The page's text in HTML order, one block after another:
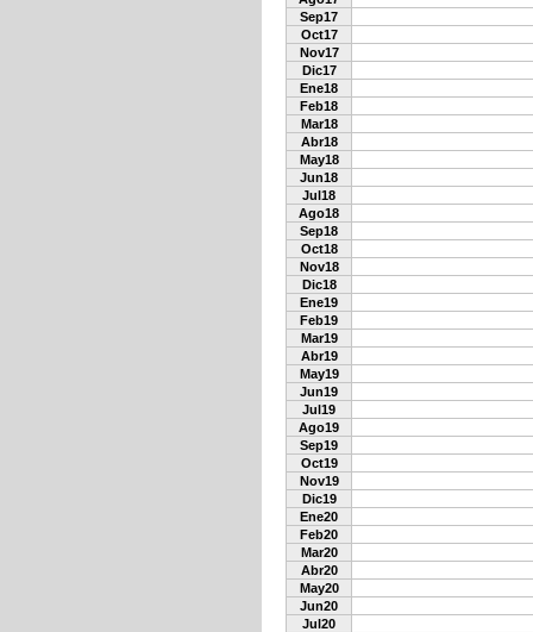
Sep17
Oct17
Nov17
Dic17
Ene18
Feb18
Mar18
Abr18
May18
Jun18
Jul18
Ago18
Sep18
Oct18
Nov18
Dic18
Ene19
Feb19
Mar19
Abr19
May19
Jun19
Jul19
Ago19
Sep19
Oct19
Nov19
Dic19
Ene20
Feb20
Mar20
Abr20
May20
Jun20
Jul20